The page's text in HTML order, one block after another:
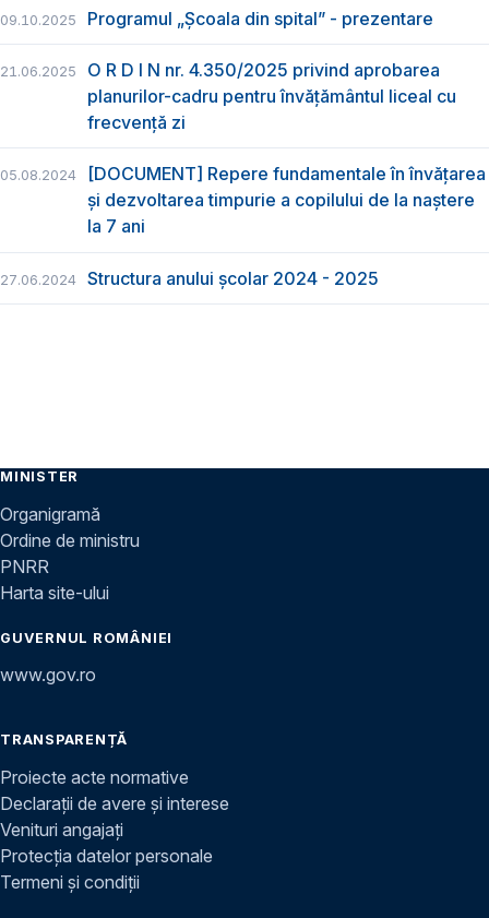
09.10.2025 Programul „Școala din spital” - prezentare
21.06.2025
O R D I N nr. 4.350/2025 privind aprobarea
planurilor-cadru pentru învățământul liceal cu
frecvență zi
05.08.2024
[DOCUMENT] Repere fundamentale în învățarea
și dezvoltarea timpurie a copilului de la naștere
la 7 ani
27.06.2024 Structura anului școlar 2024 - 2025
MINISTER
Organigramă
Ordine de ministru
PNRR
Harta site-ului
GUVERNUL ROMÂNIEI
www.gov.ro
TRANSPARENȚĂ
Proiecte acte normative
Declarații de avere și interese
Venituri angajați
Protecția datelor personale
Termeni și condiții